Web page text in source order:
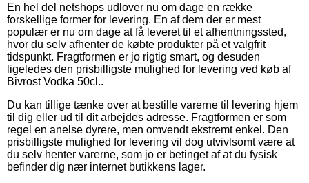
En hel del netshops udlover nu om dage en række
forskellige former for levering. En af dem der er mest
populær er nu om dage at få leveret til et afhentningssted,
hvor du selv afhenter de købte produkter på et valgfrit
tidspunkt. Fragtformen er jo rigtig smart, og desuden
ligeledes den prisbilligste mulighed for levering ved køb af
Bivrost Vodka 50cl..
Du kan tillige tænke over at bestille varerne til levering hjem
til dig eller ud til dit arbejdes adresse. Fragtformen er som
regel en anelse dyrere, men omvendt ekstremt enkel. Den
prisbilligste mulighed for levering vil dog utvivlsomt være at
du selv henter varerne, som jo er betinget af at du fysisk
befinder dig nær internet butikkens lager.